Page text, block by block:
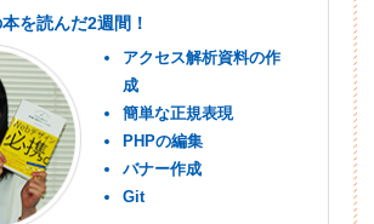
を読んだ2週間！
アクセス解析資料の作
成
簡単な正規表現
PHPの編集
バナー作成
Git